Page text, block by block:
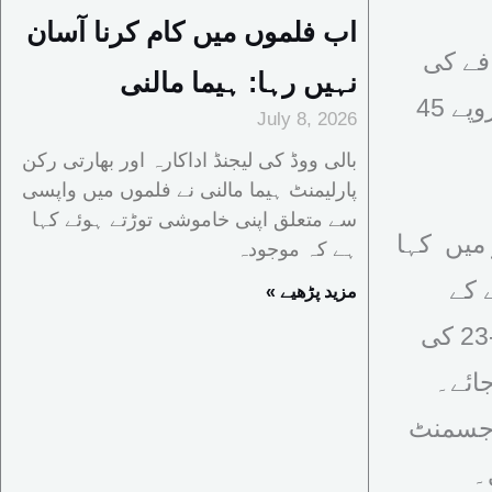
اب فلموں میں کام کرنا آسان
نہیں رہا: ہیما مالنی
July 8, 2026
بالی ووڈ کی لیجنڈ اداکارہ اور بھارتی رکن
پارلیمنٹ ہیما مالنی نے فلموں میں واپسی
سے متعلق اپنی خاموشی توڑتے ہوئے کہا
ہے کہ موجودہ
« مزید پڑھیے
کی
درخواست کے ساتھ سہہ ماہی ایڈجسٹمنٹ کی مد میں 4 روپے 45
میں کہا
کے
الیکٹرک کے بنیادی ٹیرف میں اضافہ کیا جائے جب کہ 2022 -23 کی
جائے۔
اور جون 2023 کی ایڈجسمنٹ